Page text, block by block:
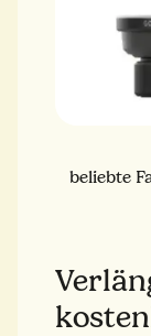
beliebte